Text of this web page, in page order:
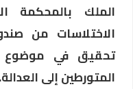
الملك بالمحكمة
الاختلاسات من
تحقيق في موضوع
المتورطين إلى العدالة.